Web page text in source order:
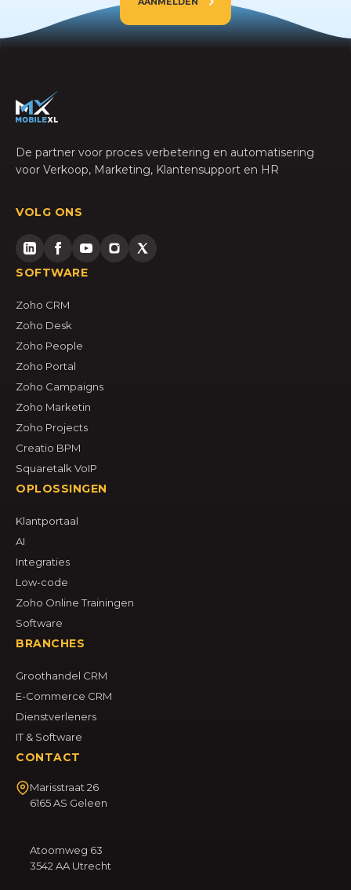
De partner voor proces verbetering en automatisering
voor Verkoop, Marketing, Klantensupport en HR
VOLG ONS
SOFTWARE
Zoho CRM
Zoho Desk
Zoho People
Zoho Portal
Zoho Campaigns
Zoho Marketin
Zoho Projects
Creatio BPM
Squaretalk VoIP
OPLOSSINGEN
Klantportaal
AI
Integraties
Low-code
Zoho Online Trainingen
Software
BRANCHES
Groothandel CRM
E-Commerce CRM
Dienstverleners
IT & Software
CONTACT
Marisstraat 26
6165 AS Geleen
Atoomweg 63
3542 AA Utrecht